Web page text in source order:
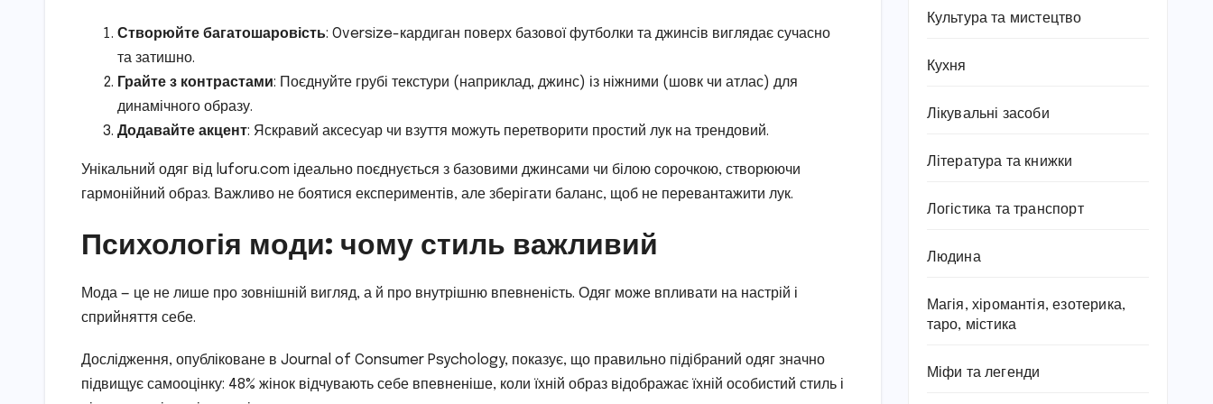
Створюйте багатошаровість: Oversize-кардиган поверх базової футболки та джинсів виглядає сучасно
та затишно.
Грайте з контрастами: Поєднуйте грубі текстури (наприклад, джинс) із ніжними (шовк чи атлас) для
динамічного образу.
Додавайте акцент: Яскравий аксесуар чи взуття можуть перетворити простий лук на трендовий.
Унікальний одяг від luforu.com ідеально поєднується з базовими джинсами чи білою сорочкою, створюючи
гармонійний образ. Важливо не боятися експериментів, але зберігати баланс, щоб не перевантажити лук.
Психологія моди: чому стиль важливий
Мода — це не лише про зовнішній вигляд, а й про внутрішню впевненість. Одяг може впливати на настрій і
сприйняття себе.
Дослідження, опубліковане в Journal of Consumer Psychology, показує, що правильно підібраний одяг значно
підвищує самооцінку: 48% жінок відчувають себе впевненіше, коли їхній образ відображає їхній особистий стиль і
Культура та мистецтво
Кухня
Лікувальні засоби
Література та книжки
Логістика та транспорт
Людина
Магія, хіромантія, езотерика,
таро, містика
Міфи та легенди